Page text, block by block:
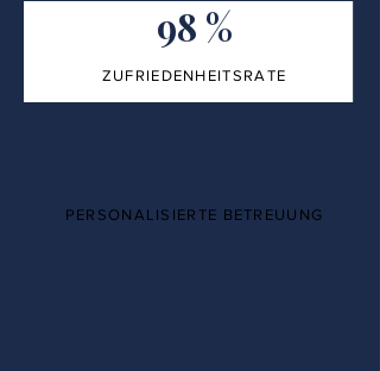
98 %
ZUFRIEDENHEITSRATE
PERSONALISIERTE BETREUUNG